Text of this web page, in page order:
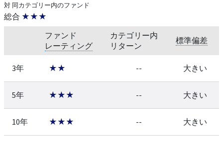
対 同カテゴリー内のファンド
総合 ★★★
ファンド
レーティング
カテゴリー内
リターン
標準偏差
3年 ★★ -- 大きい
5年 ★★★ -- 大きい
10年 ★★★ -- 大きい